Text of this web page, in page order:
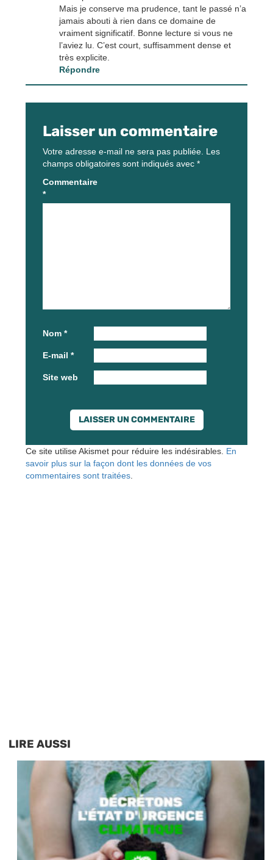
Mais je conserve ma prudence, tant le passé n’a
jamais abouti à rien dans ce domaine de
vraiment significatif. Bonne lecture si vous ne
l’aviez lu. C’est court, suffisamment dense et
très explicite.
Répondre
Laisser un commentaire
Votre adresse e-mail ne sera pas publiée. Les
champs obligatoires sont indiqués avec *
Commentaire
*
Nom *
E-mail *
Site web
Ce site utilise Akismet pour réduire les indésirables. En
savoir plus sur la façon dont les données de vos
commentaires sont traitées.
LIRE AUSSI